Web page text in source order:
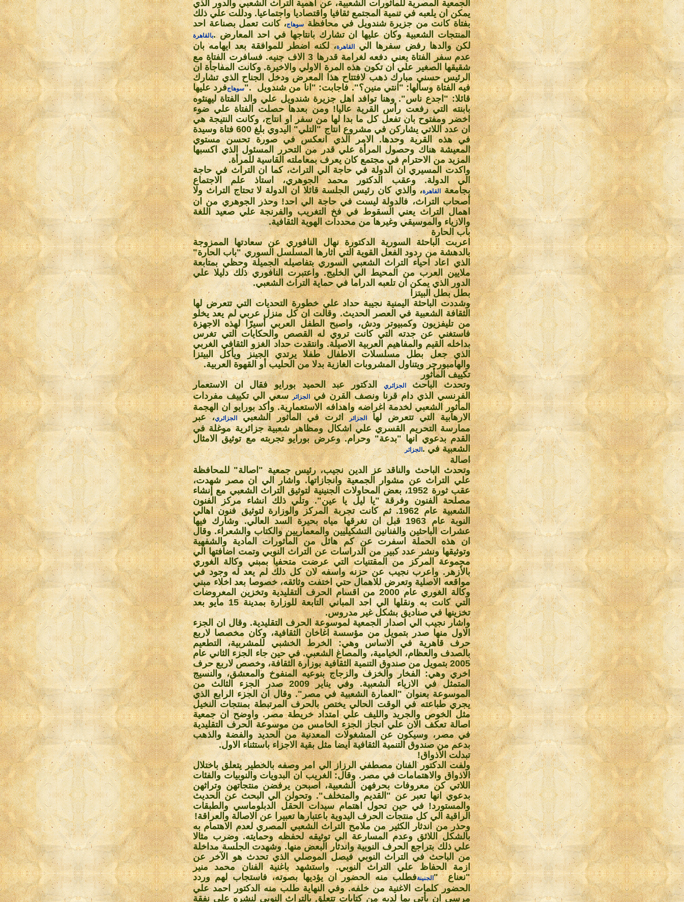
الجمعية المصرية للمأثورات الشعبية، عن أهمية التراث الشعبي والدور الذي
يمكن ان يلعبه في تنمية المجتمع ثقافيا واقتصاديا واجتماعيا. ودللت علي ذلك
بفتاة كانت من جزيرة شندويل في محافظة سوهاج، كانت تعمل بصناعة احد
المنتجات الشعبية وكان عليها ان تشارك بانتاجها في احد المعارض
بالقاهرة.
لكن والدها رفض سفرها الي القاهرة، لكنه اضطر للموافقة بعد ايهامه بان
عدم سفر الفتاة يعني دفعه لغرامة قدرها 3 الاف جنيه. فسافرت الفتاة مع
شقيقها الصغير علي ان تكون هذه المرة الاولي والاخيرة. وكانت المفاجأة ان
الرئيس حسني مبارك ذهب لافتتاح هذا المعرض ودخل الجناح الذي تشارك
فيه الفتاة وسألها: "انتي منين؟". فاجابت: "انا من شندويل
سوهاج".
فرد عليها
قائلا: "اجدع ناس". وهنا توافد اهل جزيرة شندويل علي والد الفتاة ليهنئوه
بابنته التي رفعت رأس القرية عاليا! ومن بعدها حصلت الفتاة علي ضوء
اخضر ومفتوح بان تفعل كل ما بدا لها من سفر او انتاج، وكانت النتيجة هي
ان عدد اللاتي يشاركن في مشروع انتاج "التلي" اليدوي بلغ 600 فتاة وسيدة
في هذه القرية وحدها. الامر الذي انعكس في صورة تحسن مستوي
المعيشة هناك وحصول المرأة علي قدر من التحرر المسئول الذي اكسبها
المزيد من الاحترام في مجتمع كان يعرف بمعاملته القاسية للمرأة.
واكدت المسيري ان الدولة في حاجة الي التراث، كما ان التراث في حاجة
الي الدولة. وعقب الدكتور محمد الجوهري، استاذ علم الاجتماع
بجامعة القاهرة، والذي كان رئيس الجلسة قائلا ان الدولة لا تحتاج التراث ولا
أصحاب التراث، فالدولة ليست في حاجة الي احد! وحذر الجوهري من ان
اهمال التراث يعني السقوط في فخ التغريب والفرنجة علي صعيد اللغة
والازياء والموسيقي وغيرها من محددات الهوية الثقافية.
باب الحارة
اعربت الباحثة السورية الدكتورة نهال النافوري عن سعادتها الممزوجة
بالدهشة من ردود الفعل القوية التي اثارها المسلسل السوري "باب الحارة"
الذي اعاد احياء التراث الشعبي السوري بتفاصيله الجميلة وحظي بمتابعة
ملايين العرب من المحيط الي الخليج. واعتبرت النافوري ذلك دليلا علي
الدور الذي يمكن ان تلعبه الدراما في حماية التراث الشعبي.
بطل بطل البيتزا
وشددت الباحثة اليمنية نجيبة حداد علي خطورة التحديات التي تتعرض لها
الثقافة الشعبية في العصر الحديث. وقالت ان كل منزل عربي لم يعد يخلو
من تليفزيون وكمبيوتر ودش، واصبح الطفل العربي أسيرًا لهذه الاجهزة
فاستغني عن جدته التي كانت تروي له القصص والحكايات التي تغرس
بداخله القيم والمفاهيم العربية الاصيلة. وانتقدت حداد الغزو الثقافي الغربي
الذي جعل بطل مسلسلات الاطفال طفلا يرتدي الجينز ويأكل البيتزا
والهامبورجر ويتناول المشروبات الغازية بدلا من الحليب أو القهوة العربية.
تكييف المأثور
وتحدث الباحث
الجزائري
الدكتور عبد الحميد بورايو فقال ان الاستعمار
الفرنسي الذي دام قرنا ونصف القرن في
الجزائر سعي الي تكييف مفردات
المأثور الشعبي لخدمة اغراضه واهدافه الاستعمارية. وأكد بورايو ان الهجمة
الارهابية التي تتعرض لها
الجزائر اثرت في المأثور الشعبي الجزائري، عبر
ممارسة التحريم القسري علي اشكال ومظاهر شعبية جزائرية موغلة في
القدم بدعوي انها "بدعة" وحرام. وعرض بورايو تجربته مع توثيق الامثال
الشعبية في
الجزائر .
اصالة
وتحدث الباحث والناقد عز الدين نجيب، رئيس جمعية "اصالة" للمحافظة
علي التراث عن مشوار الجمعية وانجازاتها. واشار الي ان مصر شهدت،
عقب ثورة 1952، بعض المحاولات الجنينية لتوثيق التراث الشعبي مع إنشاء
مصلحة الفنون وفرقة "يا ليل يا عين". وتلي ذلك انشاء مركز الفنون
الشعبية عام 1962. ثم كانت تجربة المركز والوزارة لتوثيق فنون اهالي
النوبة عام 1963 قبل ان تغرقها مياه بحيرة السد العالي. وشارك فيها
عشرات الباحثين والفنانين التشكيليين والمعماريين والكتاب والشعراء. وقال
ان هذه الحملة اسفرت عن كم هائل من المأثورات المادية والشفهية
وتوثيقها ونشر عدد كبير من الدراسات عن التراث النوبي وتمت اضافتها الي
مجموعة المركز من المقتنيات التي عرضت متحفيا بمبني وكالة الغوري
بالأزهر. واعرب نجيب عن حزنه واسفه لان كل ذلك لم يعد له وجود في
مواقعه الاصلية وتعرض للاهمال حتي اختفت وثائقه، خصوصا بعد اخلاء مبني
وكالة الغوري عام 2000 من اقسام الحرف التقليدية وتخزين المعروضات
التي كانت به ونقلها الي احد المباني التابعة للوزارة بمدينة 15 مايو بعد
تخزينها في صناديق بشكل غير مدروس.
واشار نجيب الي اصدار الجمعية لموسوعة الحرف التقليدية. وقال ان الجزء
الاول منها صدر بتمويل من مؤسسة اغاخان الثقافية، وكان مخصصا لاربع
حرف قاهرية في الاساس وهي: الخرط الخشبي للمشربية، التطعيم
بالصدف والعظام، الخيامية، والمصاغ الشعبي. في حين جاء الجزء الثاني عام
2005 بتمويل من صندوق التنمية الثقافية بوزارة الثقافة، وخصص لاربع حرف
اخري وهي: الفخار والخزف والزجاج بنوعيه المنفوخ والمعشق، والنسيج
المتمثل في الازياء الشعبية. وفي يناير 2009 صدر الجزء الثالث من
الموسوعة بعنوان "العمارة الشعبية في مصر". وقال ان الجزء الرابع الذي
يجري طباعته في الوقت الحالي يختص بالحرف المرتبطة بمنتجات النخيل
مثل الخوص والجريد والليف علي امتداد خريطة مصر. واوضح ان جمعية
اصالة تعكف الان علي انجاز الجزء الخامس من موسوعة الحرف التقليدية
في مصر، وسيكون عن المشغولات المعدنية من الحديد والفضة والذهب
بدعم من صندوق التنمية الثقافية ايضا مثل بقية الاجزاء باستثناء الاول.
تبدلت الأذواق!
ولفت الدكتور الفنان مصطفي الرزاز الي امر وصفه بالخطير يتعلق باختلال
الاذواق والاهتمامات في مصر. وقال: الغريب ان البدويات والنوبيات والفئات
اللاتي كن معروفات بحرفهن الشعبية، اصبحن يرفضن منتجاتهن وتراثهن
بدعوي انها تعبر عن "القديم والمتخلف". وتحولن الي البحث عن الحديث
والمستورد! في حين تحول اهتمام سيدات الحقل الدبلوماسي والطبقات
الراقية الي كل منتجات الحرف اليدوية باعتبارها تعبيرا عن الاصالة والعراقة!
وحذر من اندثار الكثير من ملامح التراث الشعبي المصري لعدم الاهتمام به
بالشكل اللائق وعدم المسارعة الي توثيقه لحفظه وحمايته. وضرب مثالا
علي ذلك بتراجع الحرف النوبية واندثار البعض منها. وشهدت الجلسة مداخلة
من الباحث في التراث النوبي فيصل الموصلي الذي تحدث هو الآخر عن
ازمة الحفاظ علي التراث النوبي. واستشهد باغنية الفنان محمد منير
"نعناع
الجنينة"
فطلب منه الحضور ان يؤديها بصوته، فاستجاب لهم وردد
الحضور كلمات الاغنية من خلفه. وفي النهاية طلب منه الدكتور احمد علي
مرسي ان يأتي بما لديه من كتابات تتعلق بالتراث النوبي لنشره علي نفقة